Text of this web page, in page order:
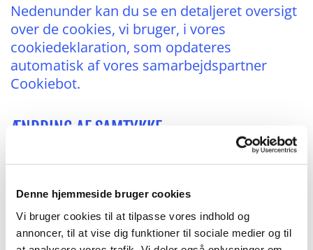
Denne hjemmeside bruger cookies
Vi bruger cookies til at tilpasse vores indhold og
annoncer, til at vise dig funktioner til sociale medier og til
Nedenunder kan du se en detaljeret oversigt
over de cookies, vi bruger, i vores
cookiedeklaration, som opdateres
automatisk af vores samarbejdspartner
Cookiebot.
ÆNDRING AF SAMTYKKE
Du kan til enhver tid ændre eller trække dit
samtykke tilbage ved at klikke på det lille
ikon nederst i venstre hjørne af skærmen.
Her kan du også se og administrere dine
cookieindstillinger.